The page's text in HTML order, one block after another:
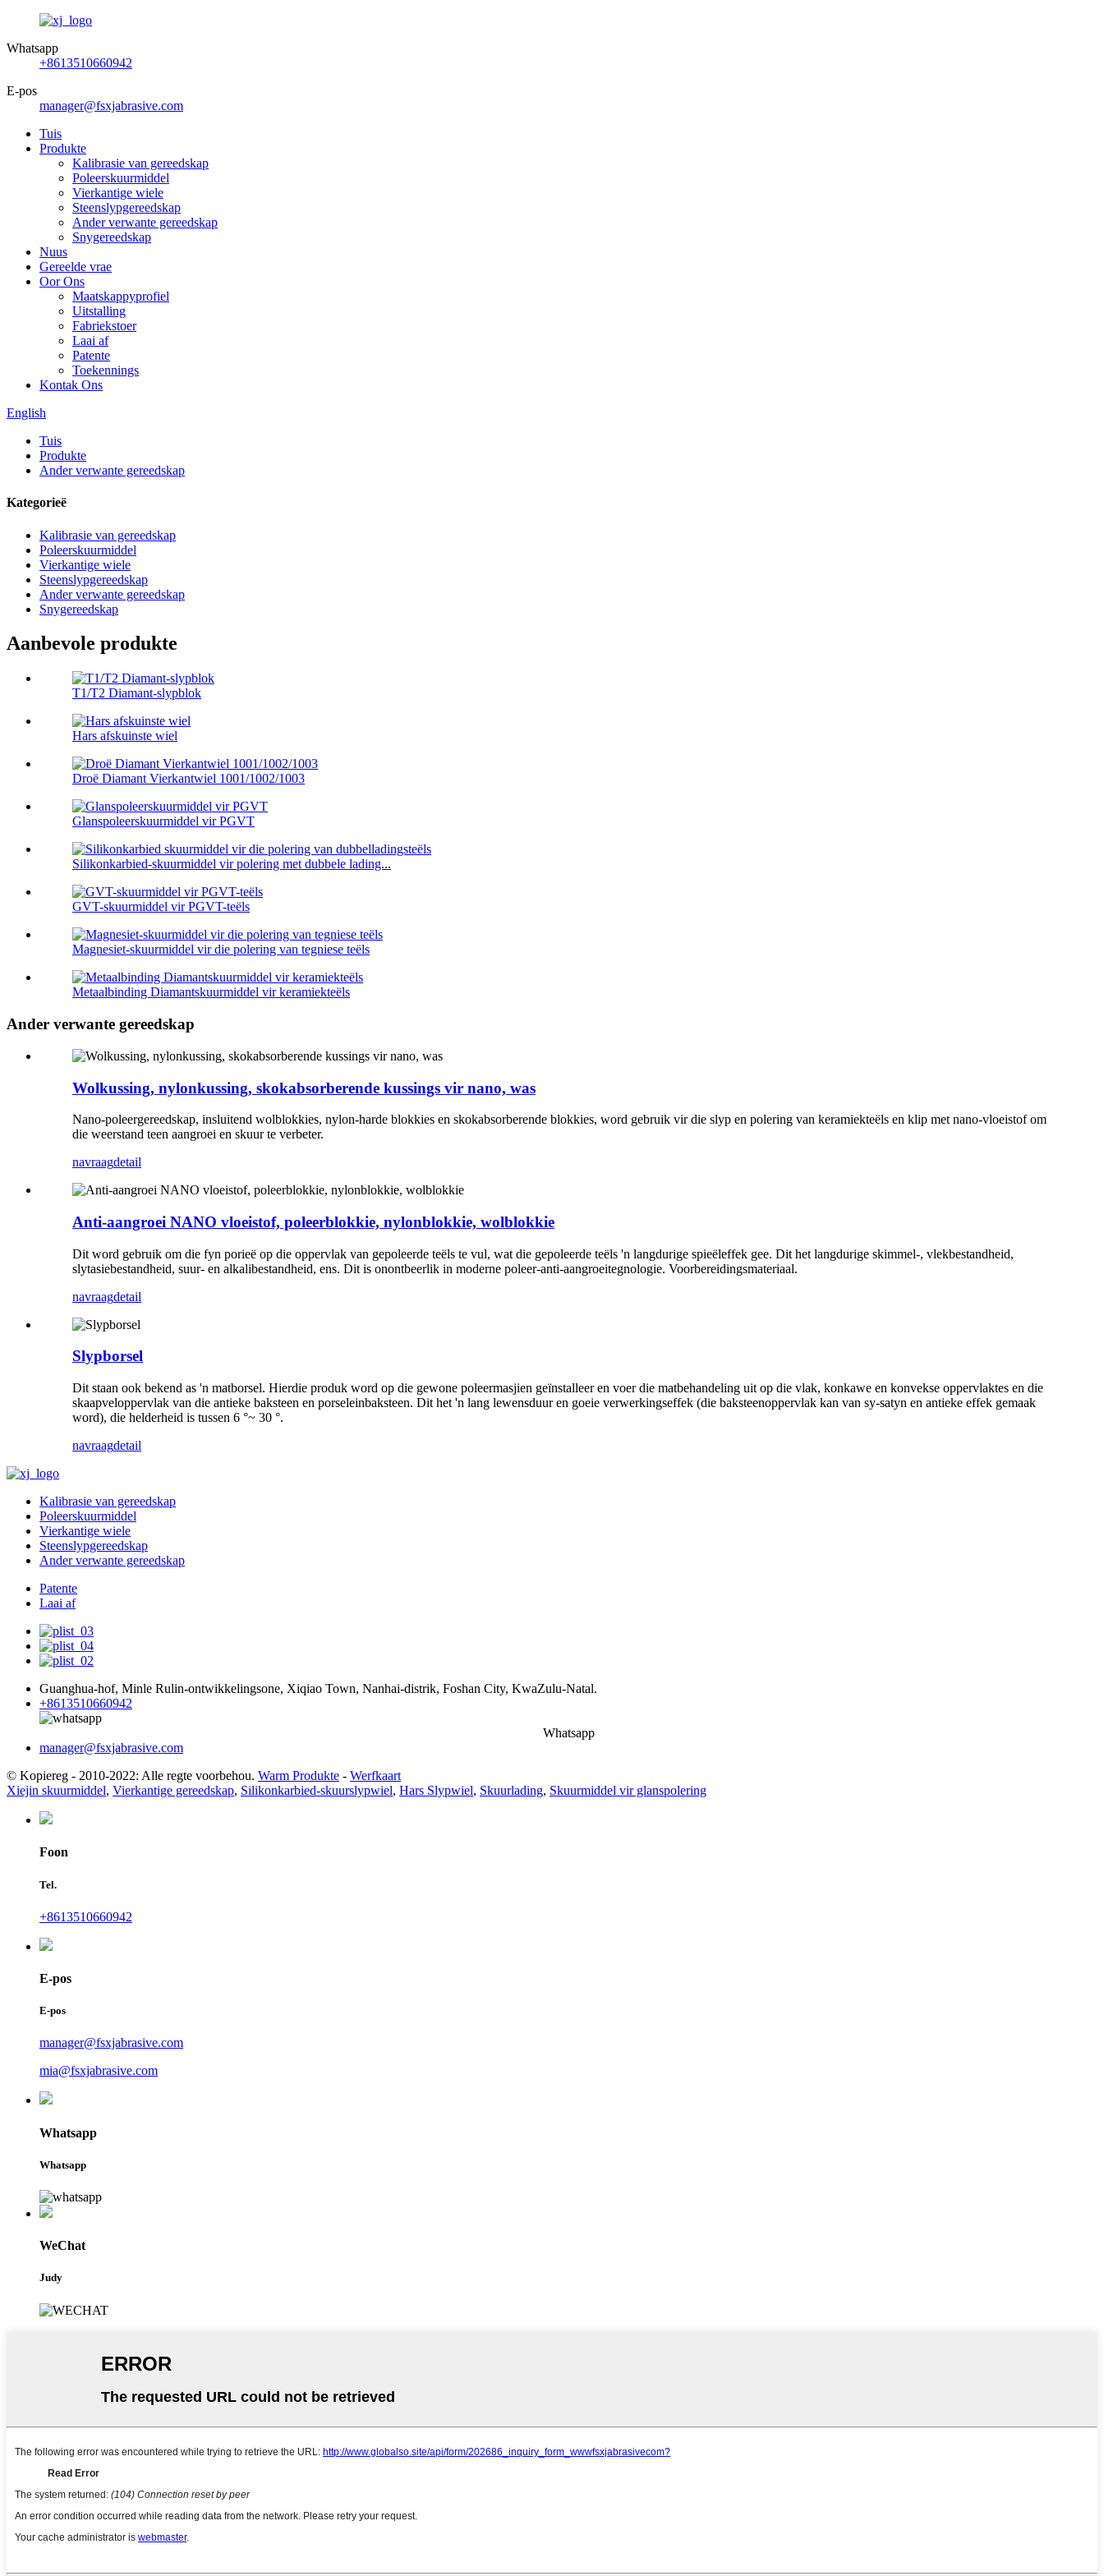
Whatsapp
+8613510660942
E-pos
manager@fsxjabrasive.com
Tuis
Produkte
Kalibrasie van gereedskap
Poleerskuurmiddel
Vierkantige wiele
Steenslypgereedskap
Ander verwante gereedskap
Snygereedskap
Nuus
Gereelde vrae
Oor Ons
Maatskappyprofiel
Uitstalling
Fabriekstoer
Laai af
Patente
Toekennings
Kontak Ons
English
Tuis
Produkte
Ander verwante gereedskap
Kategorieë
Kalibrasie van gereedskap
Poleerskuurmiddel
Vierkantige wiele
Steenslypgereedskap
Ander verwante gereedskap
Snygereedskap
Aanbevole produkte
T1/T2 Diamant-slypblok
Hars afskuinste wiel
Droë Diamant Vierkantwiel 1001/1002/1003
Glanspoleerskuurmiddel vir PGVT
Silikonkarbied-skuurmiddel vir polering met dubbele lading...
GVT-skuurmiddel vir PGVT-teëls
Magnesiet-skuurmiddel vir die polering van tegniese teëls
Metaalbinding Diamantskuurmiddel vir keramiekteëls
Ander verwante gereedskap
Wolkussing, nylonkussing, skokabsorberende kussings vir nano, was
Nano-poleergereedskap, insluitend wolblokkies, nylon-harde blokkies en skokabsorberende blokkies, word gebruik vir die slyp en polering van keramiekteëls en klip met nano-vloeistof om
die weerstand teen aangroei en skuur te verbeter.
navraagdetail
Anti-aangroei NANO vloeistof, poleerblokkie, nylonblokkie, wolblokkie
Dit word gebruik om die fyn porieë op die oppervlak van gepoleerde teëls te vul, wat die gepoleerde teëls 'n langdurige spieëleffek gee. Dit het langdurige skimmel-, vlekbestandheid,
slytasiebestandheid, suur- en alkalibestandheid, ens. Dit is onontbeerlik in moderne poleer-anti-aangroeitegnologie. Voorbereidingsmateriaal.
navraagdetail
Slypborsel
Dit staan ook bekend as 'n matborsel. Hierdie produk word op die gewone poleermasjien geïnstalleer en voer die matbehandeling uit op die vlak, konkawe en konvekse oppervlaktes en die
skaapveloppervlak van die antieke baksteen en porseleinbaksteen. Dit het 'n lang lewensduur en goeie verwerkingseffek (die baksteenoppervlak kan van sy-satyn en antieke effek gemaak
word), die helderheid is tussen 6 °~ 30 °.
navraagdetail
Kalibrasie van gereedskap
Poleerskuurmiddel
Vierkantige wiele
Steenslypgereedskap
Ander verwante gereedskap
Patente
Laai af
Guanghua-hof, Minle Rulin-ontwikkelingsone, Xiqiao Town, Nanhai-distrik, Foshan City, KwaZulu-Natal.
+8613510660942
Whatsapp
manager@fsxjabrasive.com
© Kopiereg - 2010-2022: Alle regte voorbehou. Warm Produkte - Werfkaart
Xiejin skuurmiddel, Vierkantige gereedskap, Silikonkarbied-skuurslypwiel, Hars Slypwiel, Skuurlading, Skuurmiddel vir glanspolering
Foon
Tel.
+8613510660942
E-pos
E-pos
manager@fsxjabrasive.com
mia@fsxjabrasive.com
Whatsapp
Whatsapp
WeChat
Judy